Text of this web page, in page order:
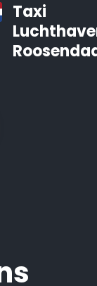
Taxi